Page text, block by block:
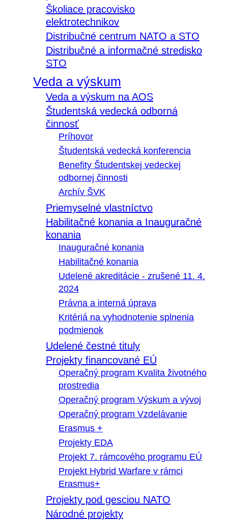
Školiace pracovisko
elektrotechnikov
Distribučné centrum NATO a STO
Distribučné a informačné stredisko
STO
Veda a výskum
Veda a výskum na AOS
Študentská vedecká odborná
činnosť
Príhovor
Študentská vedecká konferencia
Benefity Študentskej vedeckej
odbornej činnosti
Archív ŠVK
Priemyselné vlastníctvo
Habilitačné konania a Inauguračné
konania
Inauguračné konania
Habilitačné konania
Udelené akreditácie - zrušené 11. 4.
2024
Právna a interná úprava
Kritériá na vyhodnotenie splnenia
podmienok
Udelené čestné tituly
Projekty financované EÚ
Operačný program Kvalita životného
prostredia
Operačný program Výskum a vývoj
Operačný program Vzdelávanie
Erasmus +
Projekty EDA
Projekt 7. rámcového programu EÚ
Projekt Hybrid Warfare v rámci
Erasmus+
Projekty pod gesciou NATO
Národné projekty